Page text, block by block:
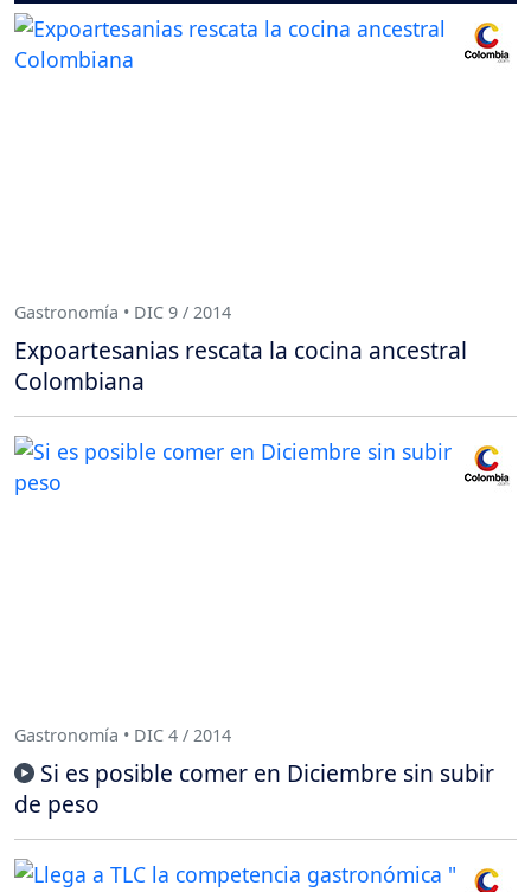
Gastronomía • DIC 9 / 2014
Expoartesanias rescata la cocina ancestral
Colombiana
Gastronomía • DIC 4 / 2014
Si es posible comer en Diciembre sin subir
de peso